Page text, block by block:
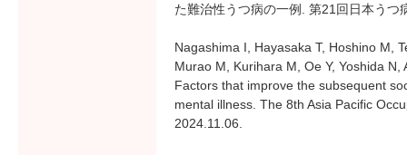
た難治性うつ病の一例. 第21回日本う
Nagashima I, Hayasaka T, Hoshino M,
Murao M, Kurihara M, Oe Y, Yoshida N,
Factors that improve the subsequent
mental illness. The 8th Asia Pacific
2024.11.06.